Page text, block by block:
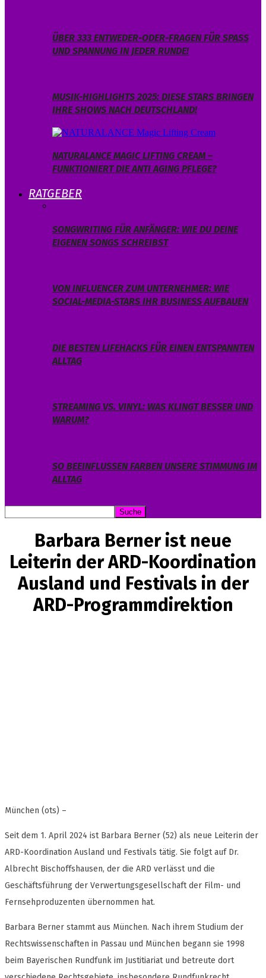
ÜBER 333 ENTWEDER-ODER-FRAGEN FÜR SPASS U
ND SPANNUNG IN JEDER RUNDE!
MUSIK-HIGHLIGHTS 2025: DIESE STARS BRINGEN
IHRE SHOWS NACH DEUTSCHLAND!
NATURALANCE MAGIC LIFTING CREAM –
FUNKTIONIERT DIE ANTI AGING PFLEGE?
RATGEBER
SONGWRITING FÜR ANFÄNGER: WIE DU DEINE
EIGENEN SONGS SCHREIBST
VON INFLUENCER ZUM UNTERNEHMER: WIE
SOCIAL-MEDIA-STARS IHR BUSINESS AUFBAUEN
DIE BESTEN LIFEHACKS FÜR EINEN ENTSPANNTEN
ALLTAG
STREAMING VS. VINYL: WAS KLINGT BESSER UND
WARUM?
SO BEEINFLUSSEN FARBEN UNSERE STIMMUNG IM
ALLTAG
Barbara Berner ist neue
Leiterin der ARD-Koordination
Ausland und Festivals in der
ARD-Programmdirektion
München (ots) –
Seit dem 1. April 2024 ist Barbara Berner (52) als neue Leiterin der
ARD-Koordination Ausland und Festivals tätig. Sie folgt auf Dr.
Albrecht Bischoffshausen, der die ARD verlässt und die
Geschäftsführung der Verwertungsgesellschaft der Film- und
Fernsehproduzenten übernommen hat.
Barbara Berner stammt aus München. Nach ihrem Studium der
Rechtswissenschaften in Passau und München begann sie 1998
beim Bayerischen Rundfunk im Justitiariat und betreute dort